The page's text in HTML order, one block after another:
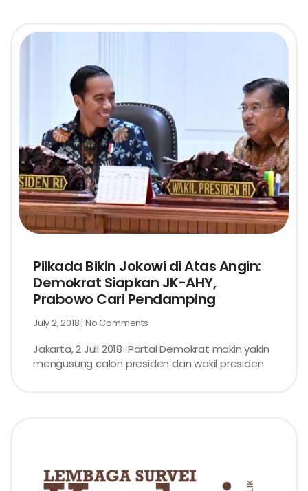
Pilkada Bikin Jokowi di Atas Angin:
Demokrat Siapkan JK-AHY,
Prabowo Cari Pendamping
July 2, 2018 No Comments
Jakarta, 2 Juli 2018-Partai Demokrat makin yakin
mengusung calon presiden dan wakil presiden